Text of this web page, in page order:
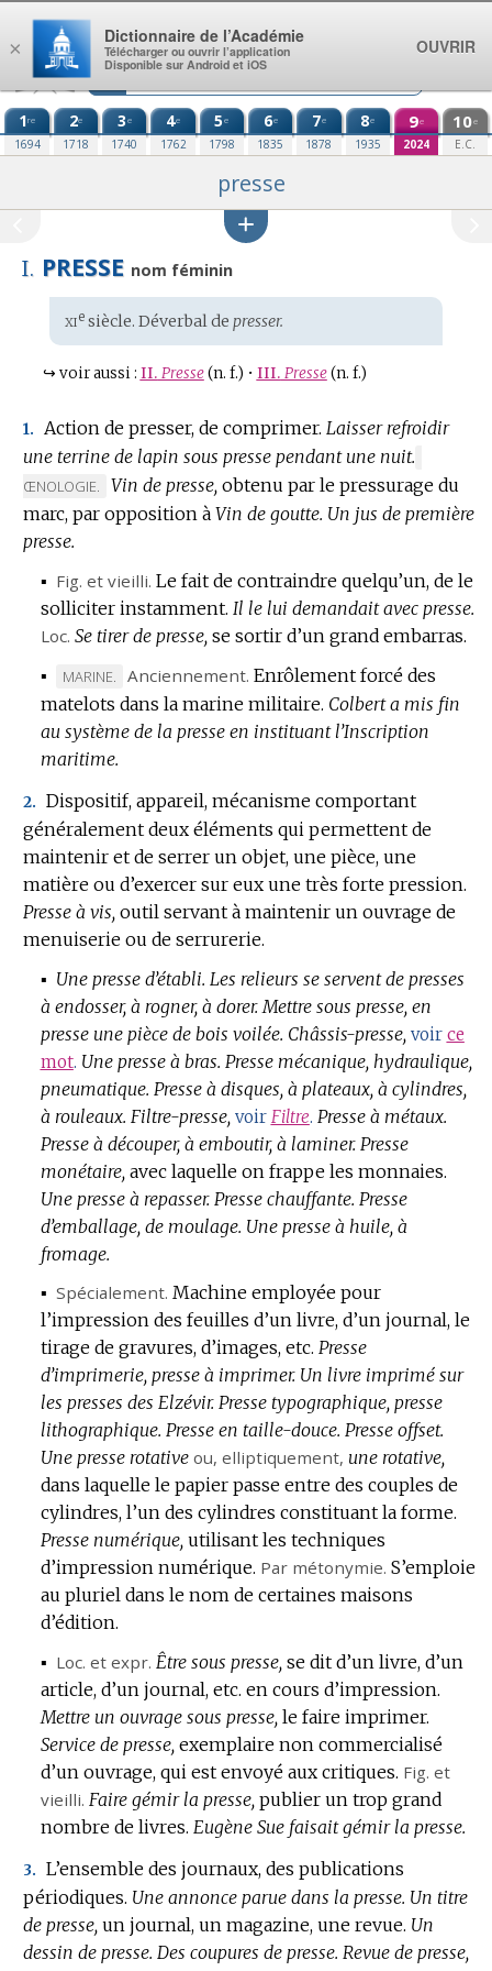
Aller au contenu
1re
1694
2e
1718
3e
1740
4e
1762
5e
1798
6e
1835
7e
1878
8e
1935
9e
2024
10e
E.C.
presse
I. PRESSE nom féminin
Étymologie
:
xiesiècle. Déverbal de presser.
↪ voir aussi : II. Presse (n. f.) • III. Presse (n. f.)
1. Action de presser, de comprimer. Laisser refroidir
une terrine de lapin sous presse pendant une nuit.
DE
DOMAINE
ŒNOLOGIE. Vin de presse, obtenu par le pressurage du
marc, par opposition à Vin de goutte. Un jus de première
presse.
▪ Fig. et vieilli. Le fait de contraindre quelqu’un, de le
solliciter instamment. Il le lui demandait avec presse.
Loc. Se tirer de presse, se sortir d’un grand embarras.
▪
MARQUE
DE
DOMAINE
:
MARINE. Anciennement. Enrôlement forcé des
matelots dans la marine militaire. Colbert a mis fin
au système de la presse en instituant l’Inscription
maritime.
2. Dispositif, appareil, mécanisme comportant
généralement deux éléments qui permettent de
maintenir et de serrer un objet, une pièce, une
matière ou d’exercer sur eux une très forte pression.
Presse à vis, outil servant à maintenir un ouvrage de
menuiserie ou de serrurerie.
▪ Une presse d’établi. Les relieurs se servent de presses
à endosser, à rogner, à dorer. Mettre sous presse, en
presse une pièce de bois voilée. Châssis-presse, voir ce
mot. Une presse à bras. Presse mécanique, hydraulique,
pneumatique. Presse à disques, à plateaux, à cylindres,
à rouleaux. Filtre-presse, voir Filtre. Presse à métaux.
Presse à découper, à emboutir, à laminer. Presse
monétaire, avec laquelle on frappe les monnaies.
Une presse à repasser. Presse chauffante. Presse
d’emballage, de moulage. Une presse à huile, à
fromage.
▪ Spécialement. Machine employée pour
l’impression des feuilles d’un livre, d’un journal, le
tirage de gravures, d’images, etc. Presse
d’imprimerie, presse à imprimer. Un livre imprimé sur
les presses des Elzévir. Presse typographique, presse
lithographique. Presse en taille-douce. Presse offset.
Une presse rotative ou, elliptiquement, une rotative,
dans laquelle le papier passe entre des couples de
cylindres, l’un des cylindres constituant la forme.
Presse numérique, utilisant les techniques
d’impression numérique. Par métonymie. S’emploie
au pluriel dans le nom de certaines maisons
d’édition.
▪ Loc. et expr. Être sous presse, se dit d’un livre, d’un
article, d’un journal, etc. en cours d’impression.
Mettre un ouvrage sous presse, le faire imprimer.
Service de presse, exemplaire non commercialisé
d’un ouvrage, qui est envoyé aux critiques. Fig. et
vieilli. Faire gémir la presse, publier un trop grand
nombre de livres. Eugène Sue faisait gémir la presse.
3. L’ensemble des journaux, des publications
périodiques. Une annonce parue dans la presse. Un titre
de presse, un journal, un magazine, une revue. Un
dessin de presse. Des coupures de presse. Revue de presse,
×
Dictionnaire de l’Académie
Télécharger ou ouvrir l’application
Disponible sur Android et iOS
OUVRIR